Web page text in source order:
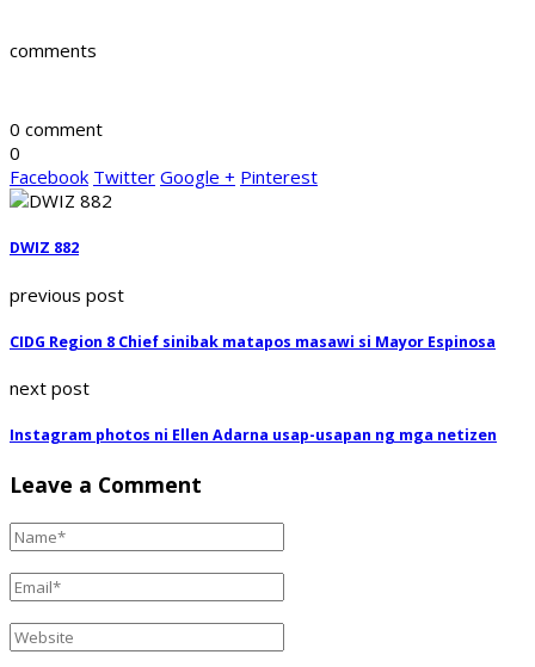
comments
0 comment
0
Facebook Twitter Google + Pinterest
DWIZ 882
previous post
CIDG Region 8 Chief sinibak matapos masawi si Mayor Espinosa
next post
Instagram photos ni Ellen Adarna usap-usapan ng mga netizen
Leave a Comment